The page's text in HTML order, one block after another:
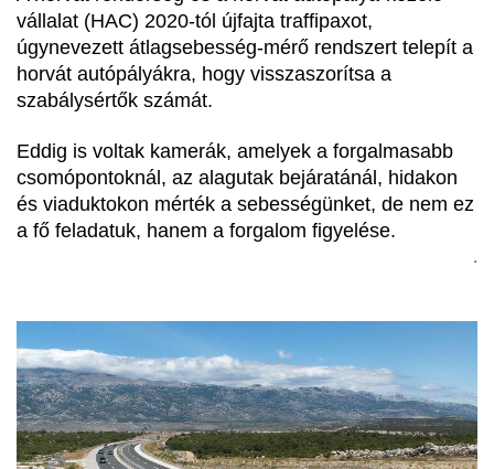
vállalat (HAC) 2020-tól újfajta traffipaxot,
úgynevezett átlagsebesség-mérő rendszert telepít a
horvát autópályákra, hogy visszaszorítsa a
szabálysértők számát.
Eddig is voltak kamerák, amelyek a forgalmasabb
csomópontoknál, az alagutak bejáratánál, hidakon
és viaduktokon mérték a sebességünket, de nem ez
a fő feladatuk, hanem a forgalom figyelése.
.